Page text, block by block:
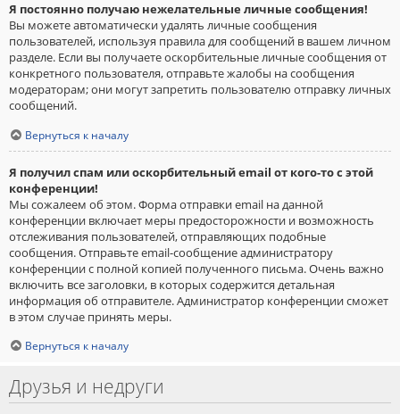
Я постоянно получаю нежелательные личные сообщения!
Вы можете автоматически удалять личные сообщения
пользователей, используя правила для сообщений в вашем личном
разделе. Если вы получаете оскорбительные личные сообщения от
конкретного пользователя, отправьте жалобы на сообщения
модераторам; они могут запретить пользователю отправку личных
сообщений.
Вернуться к началу
Я получил спам или оскорбительный email от кого-то с этой
конференции!
Мы сожалеем об этом. Форма отправки email на данной
конференции включает меры предосторожности и возможность
отслеживания пользователей, отправляющих подобные
сообщения. Отправьте email-сообщение администратору
конференции с полной копией полученного письма. Очень важно
включить все заголовки, в которых содержится детальная
информация об отправителе. Администратор конференции сможет
в этом случае принять меры.
Вернуться к началу
Друзья и недруги